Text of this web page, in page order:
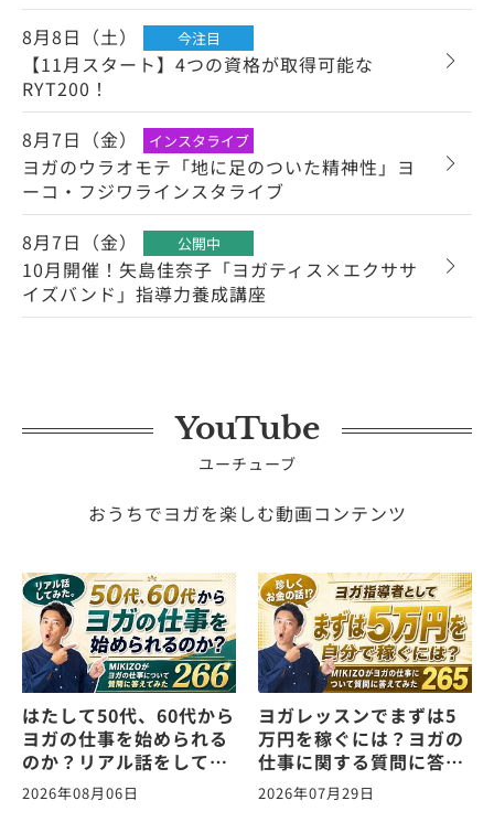
8月8日（土）
今注目
【11月スタート】4つの資格が取得可能な
RYT200！
8月7日（金）
インスタライブ
ヨガのウラオモテ「地に足のついた精神性」ヨ
ーコ・フジワラインスタライブ
8月7日（金）
公開中
10月開催！矢島佳奈子「ヨガティス×エクササ
イズバンド」指導力養成講座
YouTube
ユーチューブ
おうちでヨガを楽しむ動画コンテンツ
はたして50代、60代から
ヨガの仕事を始められる
のか？リアル話をしてみ
た。ヨガの仕事に関する
質問に答えます！
2026年08月06日
ヨガレッスンでまずは5
万円を稼ぐには？ヨガの
仕事に関する質問に答え
ます！vol.265
2026年07月29日